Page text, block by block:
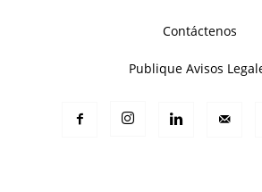
Contáctenos
Publique Avisos